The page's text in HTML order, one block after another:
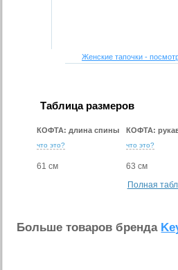
Женские тапочки -
Таблица размеров
КОФТА: длина спины
что это?
КОФТА:
что это?
61 см 63 см
Полная
Больше товаров бренда